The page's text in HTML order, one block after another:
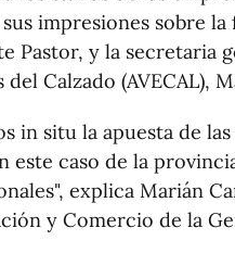
impresiones sobre la
Pastor, y la secretaria
Calzado (AVECAL),
in situ la apuesta de
este caso de la
explica Marián
y Comercio de la